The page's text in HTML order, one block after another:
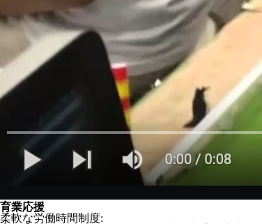
育業応援
柔軟な労働時間制度: